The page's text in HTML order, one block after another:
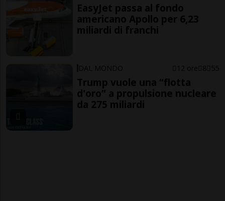
EasyJet passa al fondo
americano Apollo per 6,23
miliardi di franchi
DAL MONDO 12 ore 8 55
Trump vuole una “flotta
d'oro” a propulsione nucleare
da 275 miliardi